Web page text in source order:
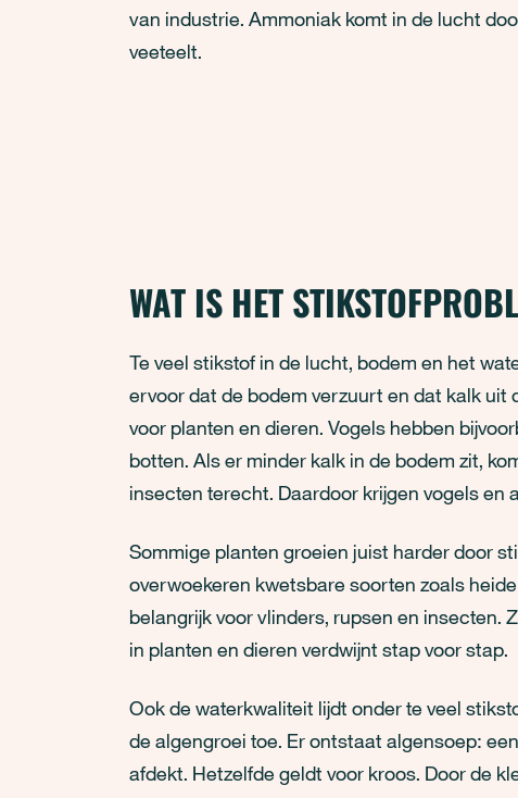
van industrie. Ammoniak komt in de lucht
veeteelt.
WAT IS HET
Te veel stikstof in de lucht, bodem en het
ervoor dat de bodem verzuurt en dat kalk uit
voor planten en dieren. Vogels hebben
botten. Als er minder kalk in de bodem zit,
insecten terecht. Daardoor krijgen vogels en
Sommige planten groeien juist harder door
overwoekeren kwetsbare soorten zoals
belangrijk voor vlinders, rupsen en insecten.
in planten en dieren verdwijnt stap voor stap.
Ook de waterkwaliteit lijdt onder te veel
de algengroei toe. Er ontstaat algensoep:
afdekt. Hetzelfde geldt voor kroos. Door de